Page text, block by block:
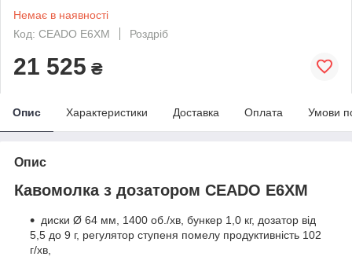
Немає в наявності
Код: CEADO E6XM
Роздріб
21 525 ₴
Опис Характеристики Доставка Оплата Умови
Опис
Кавомолка з дозатором CEADO E6XM
диски Ø 64 мм, 1400 об./хв, бункер 1,0 кг, дозатор від
5,5 до 9 г, регулятор ступеня помелу продуктивність 102
г/хв,